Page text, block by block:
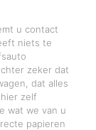
u contact
niets te
zeker dat
dat alles
zelf
wat we van u
papieren